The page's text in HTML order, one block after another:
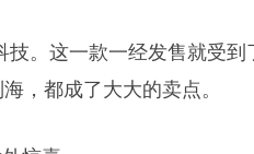
。这一款一经发售就受到
，都成了大大的卖点。